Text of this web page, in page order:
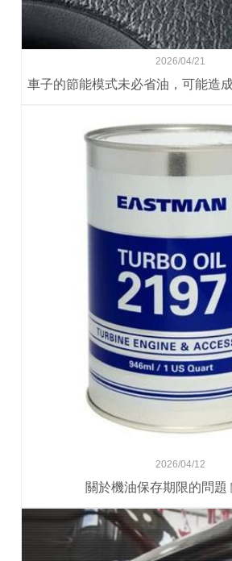
2026/04/21
車子的節能模式未必省油，可能造
2026/04/12
關於機油保存期限的問題